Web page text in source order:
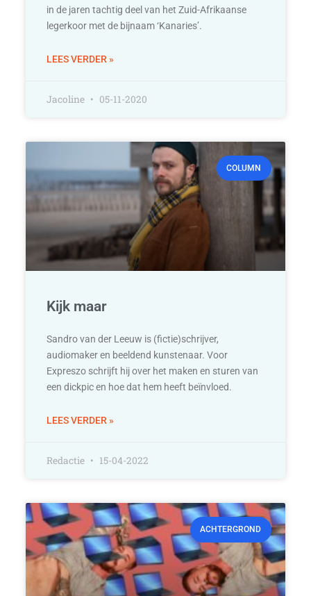
in de jaren tachtig deel van het Zuid-Afrikaanse
legerkoor met de bijnaam ‘Kanaries’.
LEES VERDER »
Jacoline 05-11-2020
COLUMN
Kijk maar
Sandro van der Leeuw is (fictie)schrijver,
audiomaker en beeldend kunstenaar. Voor
Expreszo schrijft hij over het maken en sturen van
een dickpic en hoe dat hem heeft beïnvloed.
LEES VERDER »
Redactie 15-04-2022
ACHTERGROND